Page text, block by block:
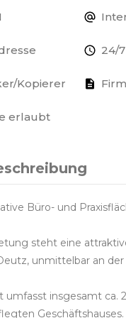
24/7
Kopierer
erlaubt
Büro- und
steht eine
unmittelbar an
umfasst insgesamt ca.